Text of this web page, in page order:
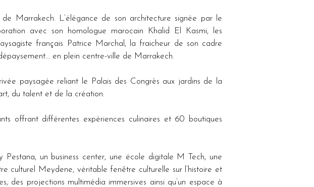
Marrakech. L’élégance de son architecture signée par le
avec son homologue marocain Khalid El Kasmi, les
français Patrice Marchal, la fraicheur de son cadre
en plein centre-ville de Marrakech.
paysagée reliant le Palais des Congrès aux jardins de la
du talent et de la création.
offrant différentes expériences culinaires et 60 boutiques
un business center, une école digitale M Tech, une
culturel Meydene, véritable fenêtre culturelle sur l’histoire et
des projections multimédia immersives ainsi qu’un espace à